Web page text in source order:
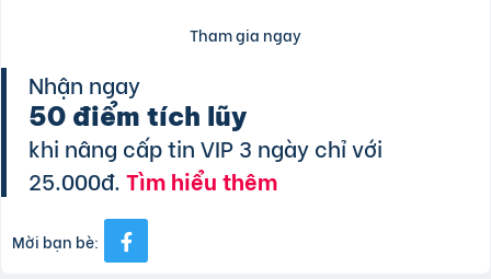
Tham gia ngay
Nhận ngay
50 điểm tích lũy
khi nâng cấp tin VIP 3 ngày chỉ với
25.000đ.Tìm hiểu thêm
Mời bạn bè: